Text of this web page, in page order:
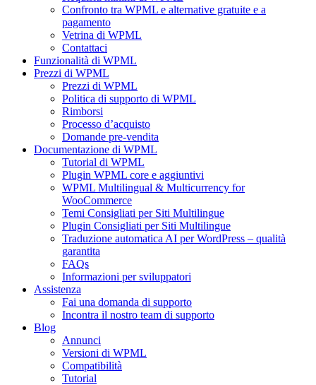
Confronto tra WPML e alternative gratuite e a
pagamento
Vetrina di WPML
Contattaci
Funzionalità di WPML
Prezzi di WPML
Prezzi di WPML
Politica di supporto di WPML
Rimborsi
Processo d’acquisto
Domande pre-vendita
Documentazione di WPML
Tutorial di WPML
Plugin WPML core e aggiuntivi
WPML Multilingual & Multicurrency for
WooCommerce
Temi Consigliati per Siti Multilingue
Plugin Consigliati per Siti Multilingue
Traduzione automatica AI per WordPress – qualità
garantita
FAQs
Informazioni per sviluppatori
Assistenza
Fai una domanda di supporto
Incontra il nostro team di supporto
Blog
Annunci
Versioni di WPML
Compatibilità
Tutorial